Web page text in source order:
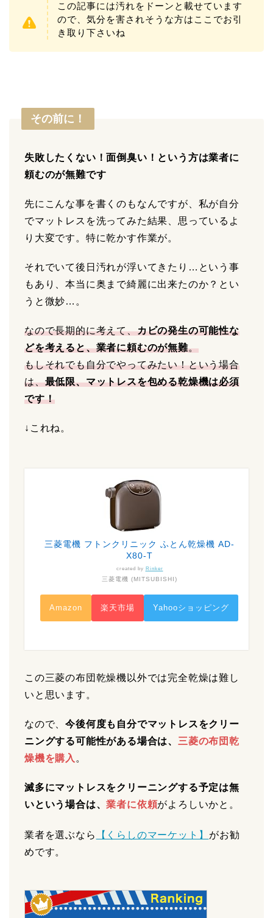
この記事には汚れをドーンと載せています
ので、気分を害されそうな方はここでお引
き取り下さいね
その前に！
失敗したくない！面倒臭い！という方は業者に
頼むのが無難です
先にこんな事を書くのもなんですが、私が自分
でマットレスを洗ってみた結果、思っているよ
り大変です。特に乾かす作業が。
それでいて後日汚れが浮いてきたり…という事
もあり、本当に奥まで綺麗に出来たのか？とい
うと微妙…。
なので長期的に考えて、カビの発生の可能性な
どを考えると、業者に頼むのが無難。
もしそれでも自分でやってみたい！という場合
は、最低限、マットレスを包める乾燥機は必須
です！
↓これね。
三菱電機 フトンクリニック ふとん乾燥機 AD-
X80-T
created by Rinker
三菱電機 (MITSUBISHI)
Amazon 楽天市場 Yahooショッピング
この三菱の布団乾燥機以外では完全乾燥は難し
いと思います。
なので、今後何度も自分でマットレスをクリー
ニングする可能性がある場合は、 三菱の布団乾
燥機を購入 。
滅多にマットレスをクリーニングする予定は無
いという場合は、業者に依頼がよろしいかと。
業者を選ぶなら 【くらしのマーケット】 がお勧
めです。